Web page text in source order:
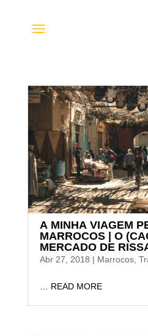
A MINHA VIAGEM
MARROCOS | O
MERCADO DE
Abr 27, 2018 | Marrocos,
… READ MORE